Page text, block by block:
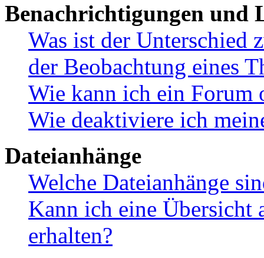
Benachrichtigungen und
Was ist der Unterschied
der Beobachtung eines
Wie kann ich ein Forum
Wie deaktiviere ich
Dateianhänge
Welche Dateianhänge
Kann ich eine Übersicht
erhalten?